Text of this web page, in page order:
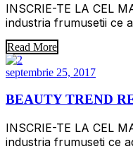
INSCRIE-TE LA CEL
industria frumusetii ce
Read More
septembrie 25, 2017
BEAUTY TREND
INSCRIE-TE LA CEL
industria frumuseti ce